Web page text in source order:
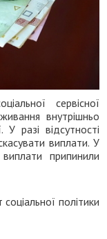
сервісної
внутрішньо
У разі відсутності
виплати. У
припинили
політики